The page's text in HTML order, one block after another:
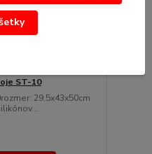
ST-10
29,5x43x50cm